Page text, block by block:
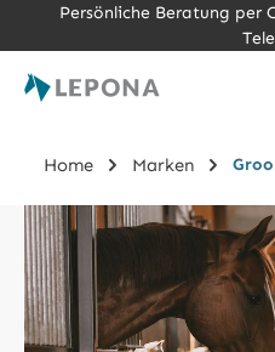
Zum Hauptinhalt springen
Persönliche Beratung per
Home Marken